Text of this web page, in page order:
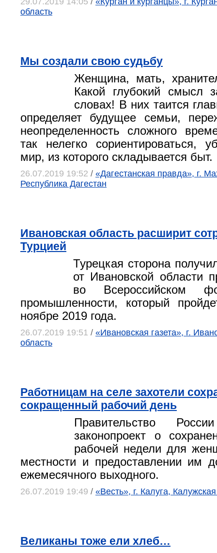
область
Мы создали свою судьбу
Женщина, мать,
Какой глубокий смысл
словах! В них таится
определяет будущее семьи,
неопределенность сложного
так нелегко сориентироваться,
мир, из которого складывается быт.
26.07.2019 19:52 / «Дагестанская правда», г.
Республика Дагестан
Ивановская область расширит
Турцией
Турецкая сторона
от Ивановской области
во Всероссийском
промышленности, который
ноябре 2019 года.
26.07.2019 19:51 / «Ивановская газета», г.
область
Работницам на селе захотели
сокращенный рабочий день
Правительство
законопроект о
рабочей недели для
местности и предоставлении им
ежемесячного выходного.
26.07.2019 19:49 / «Весть», г. Калуга,
Великаны тоже ели хлеб…